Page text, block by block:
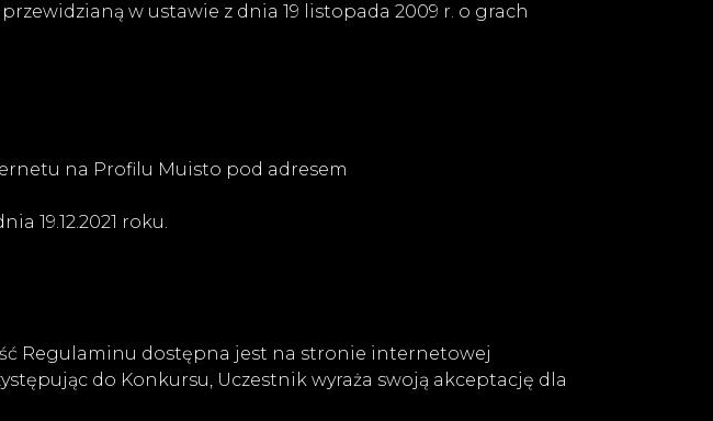
w ustawie z dnia 19 listopada 2009 r. o grach
na Profilu Muisto pod adresem
19.12.2021 roku.
Regulaminu dostępna jest na stronie internetowej
do Konkursu, Uczestnik wyraża swoją akceptację dla